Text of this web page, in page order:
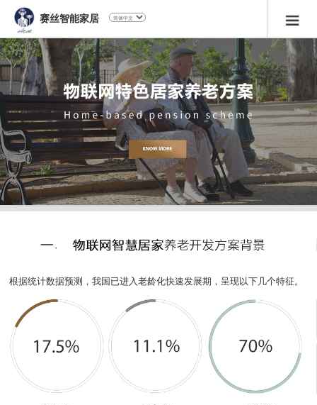
赛丝智能家居
根据统计数据预测，我国已进入老龄化快速发展期，呈现以下几个特征。